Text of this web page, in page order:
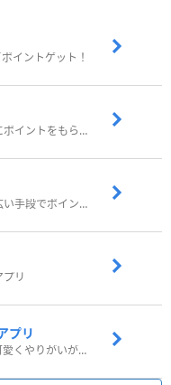
イントゲット！
歩いてポイ活！日常生活でお得にポイントをもらおう
歩いたりアンケート回答など幅広い手段でポイントをゲット
リ
プリ
ペットを育ってポイ活しよう！可愛くやりがいがある新感覚アプリ